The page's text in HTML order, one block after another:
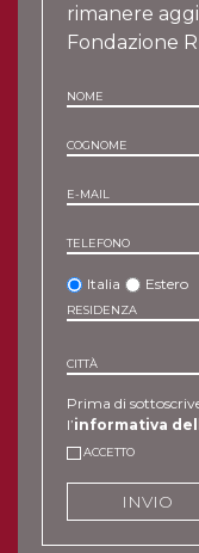
rimanere
Fondazione
NOME
COGNOME
E-MAIL
TELEFONO
Italia Estero
RESIDENZA
CITTÀ
Prima di
l’informativa
ACCETTO
INVIO